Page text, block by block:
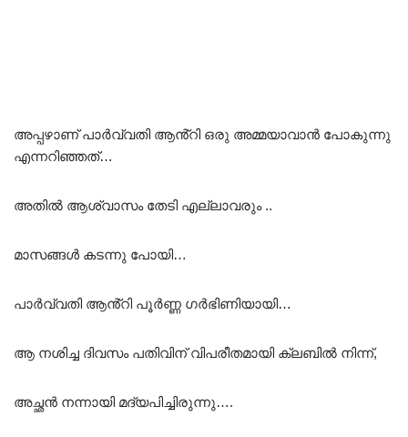
അപ്പഴാണ് പാർവ്വതി ആൻ്റി ഒരു അമ്മയാവാൻ പോകുന്നു
എന്നറിഞ്ഞത്…
അതിൽ ആശ്വാസം തേടി എല്ലാവരും ..
മാസങ്ങൾ കടന്നു പോയി…
പാർവ്വതി ആൻ്റി പൂർണ്ണ ഗർഭിണിയായി…
ആ നശിച്ച ദിവസം പതിവിന് വിപരീതമായി ക്ലബിൽ നിന്ന്,
അച്ഛൻ നന്നായി മദ്യപിച്ചിരുന്നു….